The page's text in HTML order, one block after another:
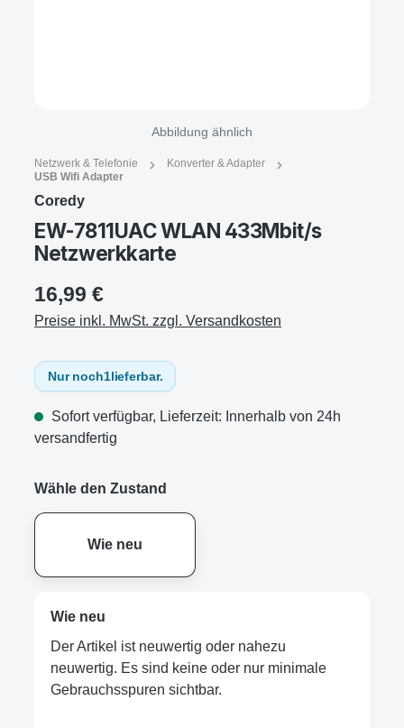
Abbildung ähnlich
Netzwerk & Telefonie
Konverter & Adapter
USB Wifi Adapter
Coredy
EW-7811UAC WLAN 433Mbit/s
Netzwerkkarte
16,99 €
Preise inkl. MwSt. zzgl. Versandkosten
Nur noch1lieferbar.
Sofort verfügbar, Lieferzeit: Innerhalb von 24h
versandfertig
Wähle den Zustand
Wie neu
Wie neu
Der Artikel ist neuwertig oder nahezu
neuwertig. Es sind keine oder nur minimale
Gebrauchsspuren sichtbar.